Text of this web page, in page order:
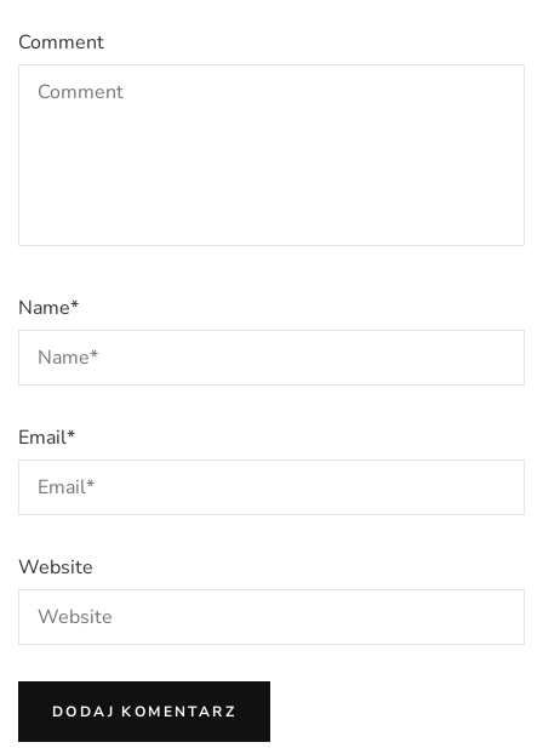
Comment
Name*
Email*
Website